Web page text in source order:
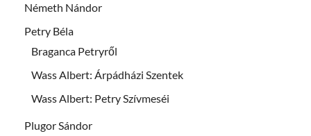
Németh Nándor
Petry Béla
Braganca Petryről
Wass Albert: Árpádházi Szentek
Wass Albert: Petry Szívmeséi
Plugor Sándor